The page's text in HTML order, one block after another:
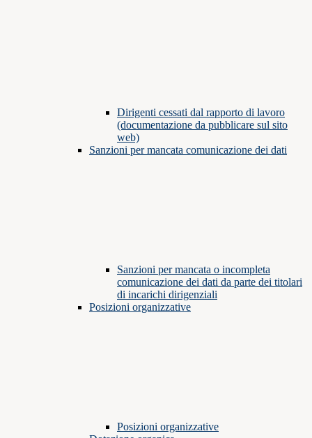
Dirigenti cessati dal rapporto di lavoro
(documentazione da pubblicare sul sito
web)
Sanzioni per mancata comunicazione dei dati
Sanzioni per mancata o incompleta
comunicazione dei dati da parte dei titolari
di incarichi dirigenziali
Posizioni organizzative
Posizioni organizzative